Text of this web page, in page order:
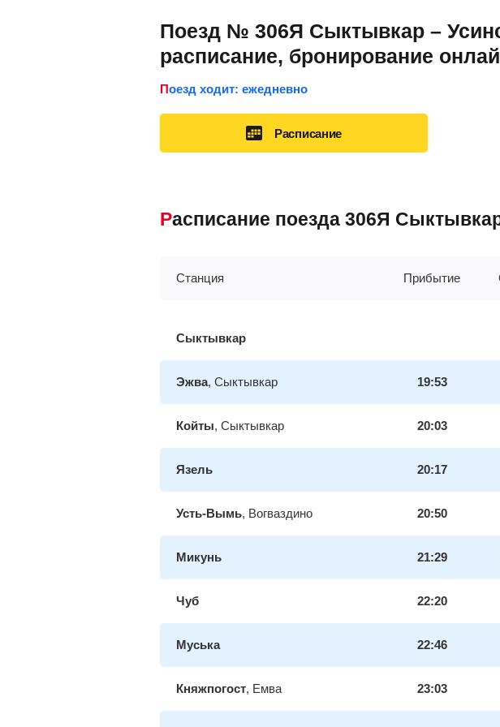
Поезд № 306Я Сыктывкар –
расписание, бронирование
Поезд ходит: ежедневно
Расписание
Расписание поезда 306Я
Станция Прибытие
Сыктывкар
Эжва, Сыктывкар 19:53
Койты, Сыктывкар 20:03
Язель 20:17
Усть-Вымь, Вогваздино 20:50
Микунь 21:29
Чуб 22:20
Муська 22:46
Княжпогост, Емва 23:03